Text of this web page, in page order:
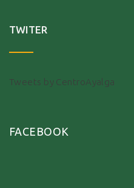
TWITER
Tweets by CentroAyalga
FACEBOOK